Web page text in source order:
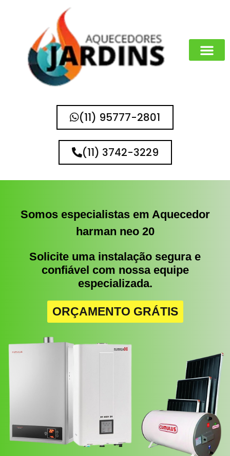
(11) 95777-2801
(11) 3742-3229
Somos especialistas em Aquecedor
harman neo 20
Solicite uma instalação segura e
confiável com nossa equipe
especializada.
ORÇAMENTO GRÁTIS